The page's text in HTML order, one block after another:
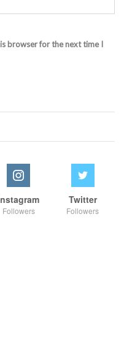
browser for the next time I
Followers
Twitter
Followers